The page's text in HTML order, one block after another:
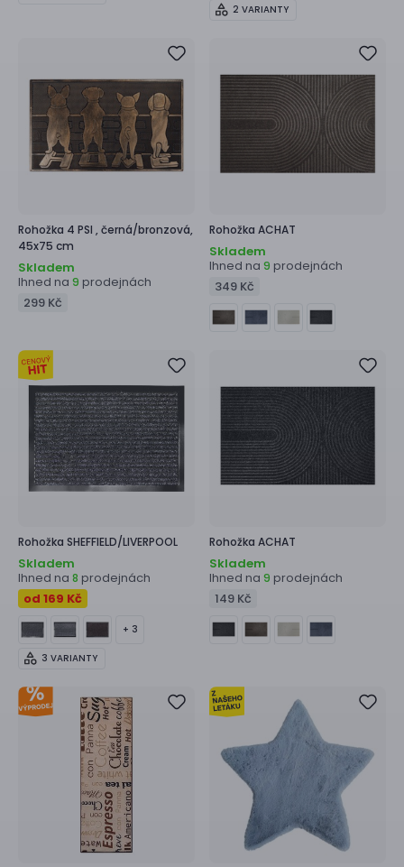
2 VARIANTY
Rohožka 4 PSI , černá/bronzová,
45x75 cm
Skladem
Ihned na 9 prodejnách
299 Kč
Rohožka ACHAT
Skladem
Ihned na 9 prodejnách
349 Kč
Rohožka SHEFFIELD/LIVERPOOL
Skladem
Ihned na 8 prodejnách
od 169 Kč
+ 3
3 VARIANTY
Rohožka ACHAT
Skladem
Ihned na 9 prodejnách
149 Kč